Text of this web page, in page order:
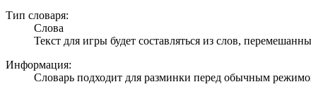
Тип словаря:
Слова
Текст для игры будет составляться из слов,
Информация:
Словарь подходит для разминки перед обычным